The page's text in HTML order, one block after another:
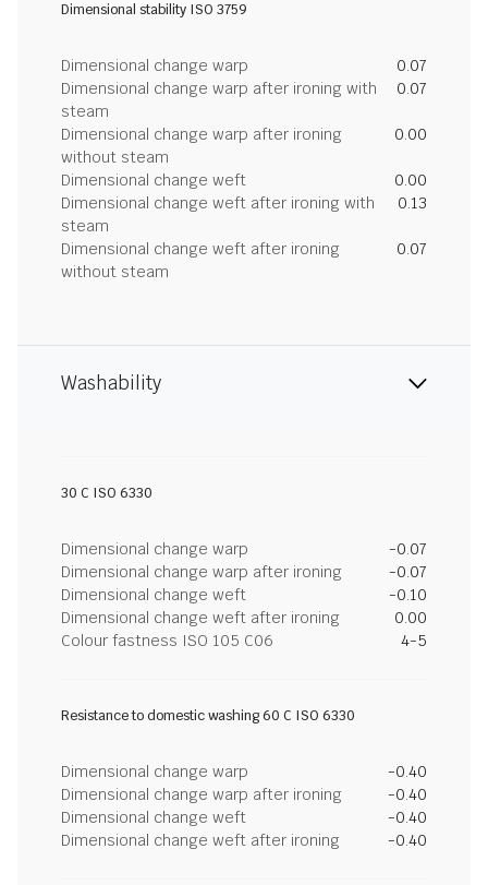
Dimensional stability ISO 3759
Dimensional change warp
0.07
Dimensional change warp after ironing with
steam
0.07
Dimensional change warp after ironing
without steam
0.00
Dimensional change weft
0.00
Dimensional change weft after ironing with
steam
0.13
Dimensional change weft after ironing
without steam
0.07
Washability
30 C ISO 6330
Dimensional change warp
-0.07
Dimensional change warp after ironing
-0.07
Dimensional change weft
-0.10
Dimensional change weft after ironing
0.00
Colour fastness ISO 105 C06
4-5
Resistance to domestic washing 60 C ISO 6330
Dimensional change warp
-0.40
Dimensional change warp after ironing
-0.40
Dimensional change weft
-0.40
Dimensional change weft after ironing
-0.40